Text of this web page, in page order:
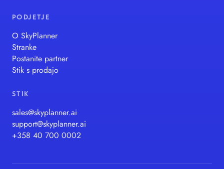
PODJETJE
O SkyPlanner
Stranke
Postanite partner
Stik s prodajo
STIK
sales@skyplanner.ai
support@skyplanner.ai
+358 40 700 0002